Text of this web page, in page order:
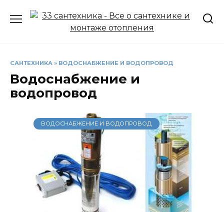
САНТЕХНИКА » ВОДОСНАБЖЕНИЕ И ВОДОПРОВОД
Водоснабжение и
водопровод
ВОДОСНАБЖЕНИЕ И ВОДОПРОВОД